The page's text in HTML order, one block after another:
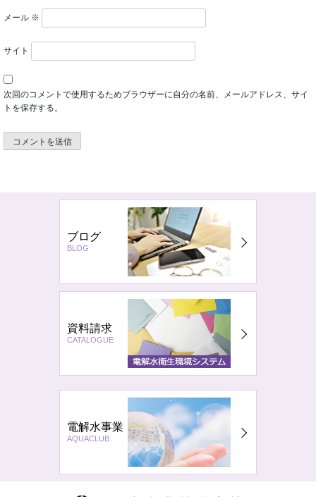
メール ※
サイト
次回のコメントで使用するためブラウザーに自分の名前、メールアドレス、サイ
トを保存する。
ブログ
BLOG
資料請求
CATALOGUE
電解水事業
AQUACLUB